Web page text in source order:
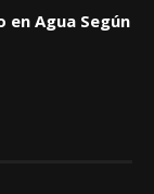
en Agua Según